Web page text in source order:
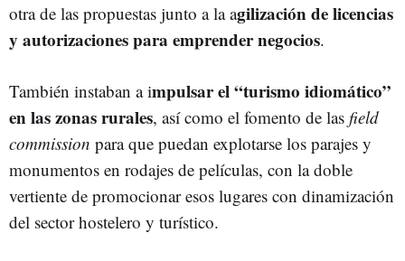
otra de las propuestas junto a la agilización de licencias
y autorizaciones para emprender negocios.
También instaban a impulsar el “turismo idiomático”
en las zonas rurales, así como el fomento de las field
commission para que puedan explotarse los parajes y
monumentos en rodajes de películas, con la doble
vertiente de promocionar esos lugares con dinamización
del sector hostelero y turístico.